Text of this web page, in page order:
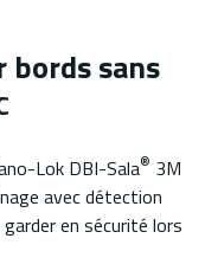
bords sans
Lok DBI-Sala® 3M
avec détection
en sécurité lors